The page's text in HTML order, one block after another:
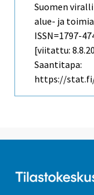
Suomen
alue- ja
ISSN=1797-
[viitattu:
Saantitapa:
https://